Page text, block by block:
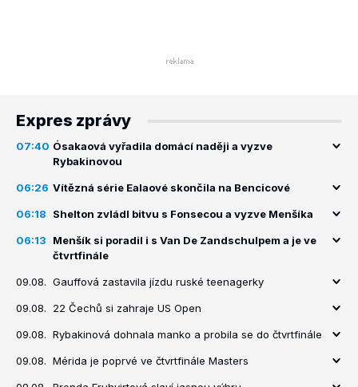
Expres zprávy
07:40 Ósakaová vyřadila domácí naději a vyzve
Rybakinovou
06:26 Vítězná série Ealaové skončila na Bencicové
06:18 Shelton zvládl bitvu s Fonsecou a vyzve Menšíka
06:13
Menšík si poradil i s Van De Zandschulpem a je ve
čtvrtfinále
09.08. Gauffová zastavila jízdu ruské teenagerky
09.08. 22 Čechů si zahraje US Open
09.08. Rybakinová dohnala manko a probila se do čtvrtfinále
09.08. Mérida je poprvé ve čtvrtfinále Masters